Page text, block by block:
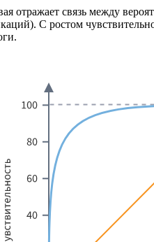
отражает связь между
С ростом